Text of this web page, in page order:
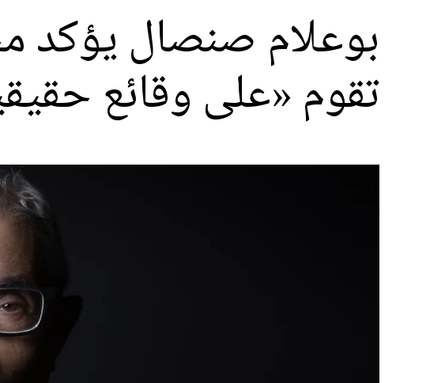
بوعلام صنصال يؤكد
تقوم «على وقائع